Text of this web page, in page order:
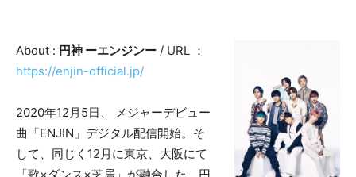
​About : 円神 ーエンジンー / URL ：
https://enjin-official.jp/
2020年12⽉5⽇、 メジャーデビュー
曲「ENJIN」デジタル配信開始。そ
して、同じく12⽉に東京、⼤阪にて